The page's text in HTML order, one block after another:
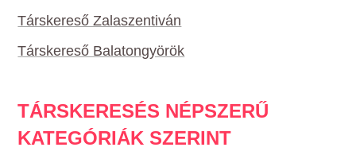
Társkereső Zalaszentiván
Társkereső Balatongyörök
TÁRSKERESÉS NÉPSZERŰ
KATEGÓRIÁK SZERINT